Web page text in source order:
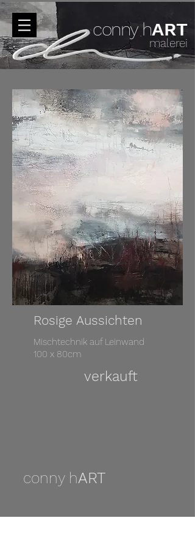
malerei
conny hART
Rosige Aussichten
Mischtechnik auf Leinwand
100 x 80cm
verkauft
conny hART